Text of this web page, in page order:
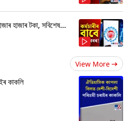
হাজাৰ টকা, সবিশেষ...
View More
কাকলি